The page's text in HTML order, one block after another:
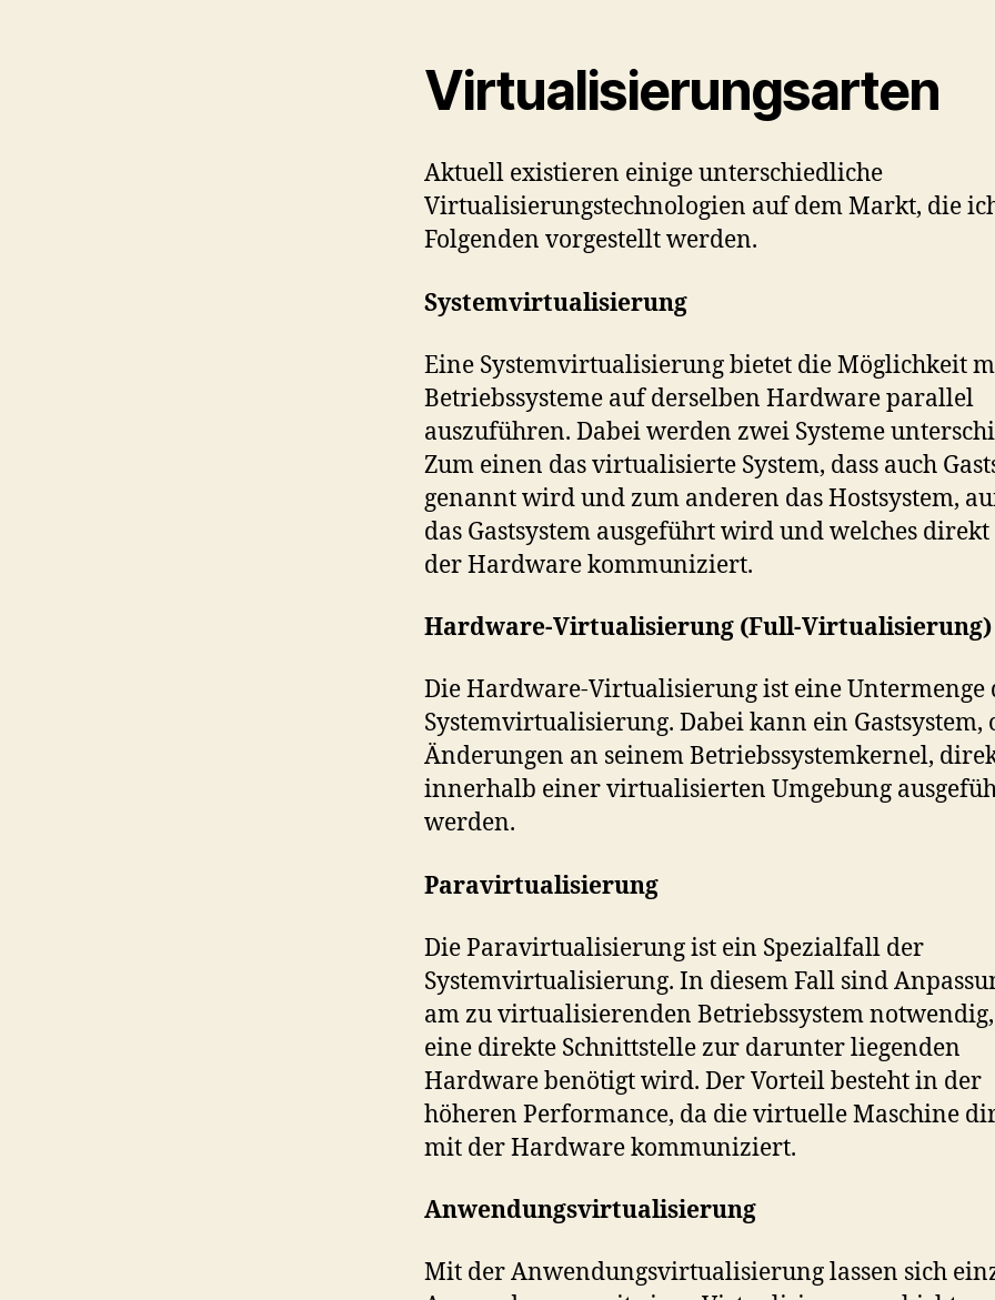
Virtualisierungsarten
Aktuell existieren einige unterschiedliche
Virtualisierungstechnologien auf dem Markt, die
Folgenden vorgestellt werden.
Systemvirtualisierung
Eine Systemvirtualisierung bietet die Möglichkeit
Betriebssysteme auf derselben Hardware parallel
auszuführen. Dabei werden zwei Systeme
Zum einen das virtualisierte System, dass auch
genannt wird und zum anderen das Hostsystem,
das Gastsystem ausgeführt wird und welches
der Hardware kommuniziert.
Hardware-Virtualisierung (Full-Virtualisierung)
Die Hardware-Virtualisierung ist eine Untermenge
Systemvirtualisierung. Dabei kann ein Gastsystem,
Änderungen an seinem Betriebssystemkernel,
innerhalb einer virtualisierten Umgebung
werden.
Paravirtualisierung
Die Paravirtualisierung ist ein Spezialfall der
Systemvirtualisierung. In diesem Fall sind
am zu virtualisierenden Betriebssystem
eine direkte Schnittstelle zur darunter liegenden
Hardware benötigt wird. Der Vorteil besteht in der
höheren Performance, da die virtuelle Maschine
mit der Hardware kommuniziert.
Anwendungsvirtualisierung
Mit der Anwendungsvirtualisierung lassen sich